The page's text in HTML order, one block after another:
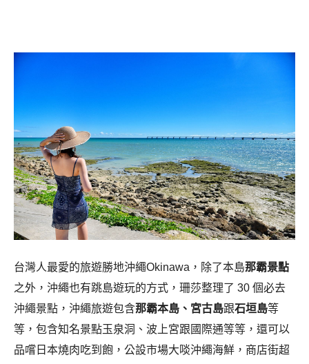
台灣人最愛的旅遊勝地沖繩Okinawa，除了本島那霸景點
之外，沖繩也有跳島遊玩的方式，珊莎整理了 30 個必去
沖繩景點，沖繩旅遊包含那霸本島、宮古島跟石垣島等
等，包含知名景點玉泉洞、波上宮跟國際通等等，還可以
品嚐日本燒肉吃到飽，公設市場大啖沖繩海鮮，商店街超